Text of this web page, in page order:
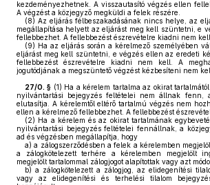
kezdeményezhetnek. A visszautasító végzés ellen
A végzést a közjegyző megküldi a felek részére.
(8) Az eljárás félbeszakadásának nincs helye, az
megállapítása helyett az eljárást meg kell szüntetni, e
fellebbezhet. A fellebbezést észrevételre kiadni nem kell.
(9) Ha az eljárás során a kérelmező személyében
eljárást meg kell szüntetni, e végzés ellen az eredeti
fellebbezést észrevételre kiadni nem kell. A
jogutódjának a megszüntető végzést kézbesíteni nem
27/O. § (1) Ha a kérelem tartalma az okirat
nyilvántartási bejegyzés feltételei nem állnak fenn,
elutasítja. A kérelemtől eltérő tartalmú végzés nem
ellen a kérelmező fellebbezhet. A fellebbezést
(2) Ha a kérelem és az okirat tartalmának
nyilvántartási bejegyzés feltételei fennállnak, a
ad és végzésben megállapítja, hogy
a) a zálogszerződésben a felek a kérelemben
a zálogkötelezett terhére a kérelemben megjelölt
megjelölt tartalommal zálogjogot alapítottak vagy azt
b) a zálogkötelezett a zálogjog, az elidegenítési
vagy az elidegenítési és terhelési tilalom